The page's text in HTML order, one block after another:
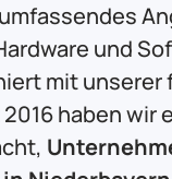
und
mit unserer
haben wir